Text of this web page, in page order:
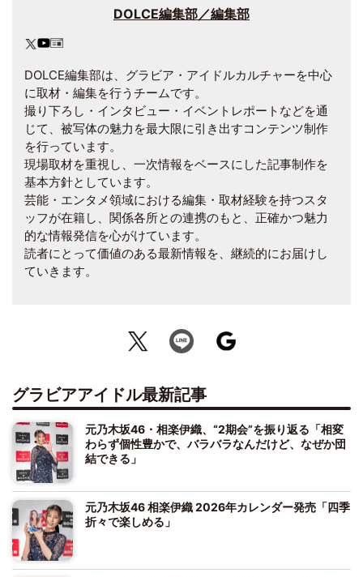
DOLCE編集部／編集部
DOLCE編集部は、グラビア・アイドルカルチャーを中心
に取材・編集を行うチームです。
撮り下ろし・インタビュー・イベントレポートなどを通
じて、被写体の魅力を最大限に引き出すコンテンツ制作
を行っています。
現場取材を重視し、一次情報をベースにした記事制作を
基本方針としています。
芸能・エンタメ領域における編集・取材経験を持つスタ
ッフが在籍し、関係各所との連携のもと、正確かつ魅力
的な情報発信を心がけています。
読者にとって価値のある最新情報を、継続的にお届けし
ていきます。
グラビアアイドル最新記事
元乃木坂46・相楽伊織、“2期会”を振り返る「相変
わらず個性豊かで、バラバラなんだけど、なぜか団
結できる」
元乃木坂46 相楽伊織 2026年カレンダー発売「四季
折々で楽しめる」